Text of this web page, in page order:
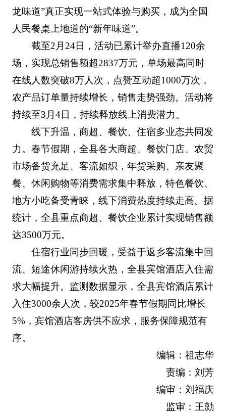
龙味道”真正实现一站式体验与购买，成为全国
人民餐桌上地道的“新年味道”。
截至2月24日，活动已累计举办直播120余
场，实现总销售额超2837万元，单场最高同时
在线人数突破8万人次，点赞互动超1000万次，
农产品订单量持续增长，销售走势强劲。活动将
持续至3月4日，持续释放线上消费潜力。
线下升温，商超、餐饮、住宿多业态共同发
力。春节假期，全县各大商超、餐饮门店、农贸
市场备货充足、客流如织，年货采购、亲友聚
餐、休闲购物等消费需求集中释放，特色餐饮、
地方小吃备受青睐，线下消费热度持续走高。据
统计，全县重点商超、餐饮企业累计实现销售额
达3500万元。
住宿行业同步回暖，受益于返乡客流集中回
流、短途休闲游持续火热，全县宾馆酒店入住需
求大幅提升。监测数据显示，全县宾馆酒店累计
入住3000余人次，较2025年春节假期同比增长
5%，宾馆酒店客房供不应求，服务保障规范有
序。
编辑：祖志华
责编：刘芳
编审：刘福庆
监审：王勍